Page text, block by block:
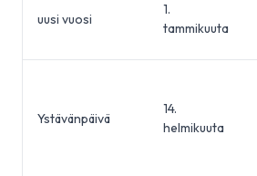
uusi vuosi
1.
tammikuuta
Ystävänpäivä
14.
helmikuuta